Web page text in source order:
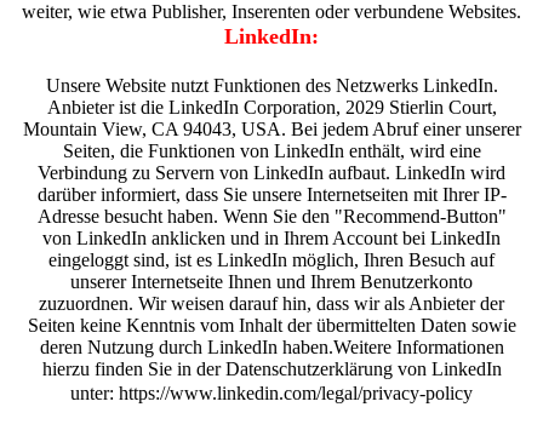
weiter, wie etwa Publisher, Inserenten oder verbundene Websites.
LinkedIn:
Unsere Website nutzt Funktionen des Netzwerks LinkedIn.
Anbieter ist die LinkedIn Corporation, 2029 Stierlin Court,
Mountain View, CA 94043, USA. Bei jedem Abruf einer unserer
Seiten, die Funktionen von LinkedIn enthält, wird eine
Verbindung zu Servern von LinkedIn aufbaut. LinkedIn wird
darüber informiert, dass Sie unsere Internetseiten mit Ihrer IP-
Adresse besucht haben. Wenn Sie den "Recommend-Button"
von LinkedIn anklicken und in Ihrem Account bei LinkedIn
eingeloggt sind, ist es LinkedIn möglich, Ihren Besuch auf
unserer Internetseite Ihnen und Ihrem Benutzerkonto
zuzuordnen. Wir weisen darauf hin, dass wir als Anbieter der
Seiten keine Kenntnis vom Inhalt der übermittelten Daten sowie
deren Nutzung durch LinkedIn haben.Weitere Informationen
hierzu finden Sie in der Datenschutzerklärung von LinkedIn
unter: https://www.linkedin.com/legal/privacy-policy